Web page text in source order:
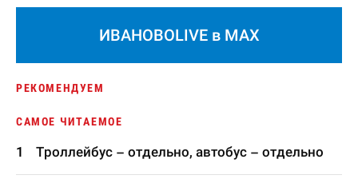
ИВАНОВОLIVE в MAX
РЕКОМЕНДУЕМ
САМОЕ ЧИТАЕМОЕ
Троллейбус – отдельно, автобус – отдельно